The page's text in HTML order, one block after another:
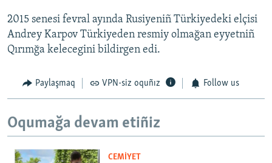
2015 senesi fevral ayında Rusiyeniñ Türkiyedeki elçisi
Andrey Karpov Türkiyeden resmiy olmağan eyyetniñ
Qırımğa kelecegini bildirgen edi.
Paylaşmaq VPN-siz oquñız Follow us
Oqumağa devam etiñiz
CEMİYET